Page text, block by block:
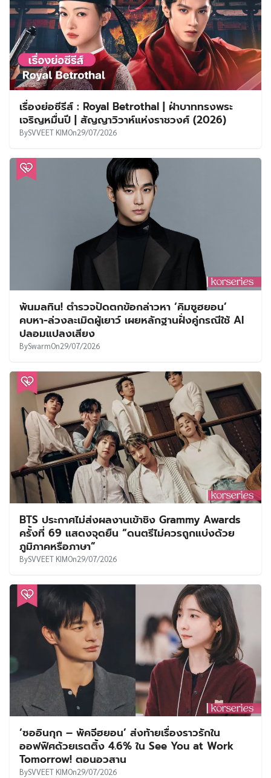
เรื่องย่อซีรีส์ : Royal Betrothal | ฝ่าบาททรงพระ
เจริญหมื่นปี | สัญญาวิวาห์แห่งราชวงศ์ (2026)
BySVVEET KIMOn29/07/2026
พ้นมลทิน! ตำรวจปัดตกข้อกล่าวหา ‘คิมซูฮยอน’
คบหา-ล่วงละเมิดผู้เยาว์ เผยหลักฐานฝั่งคู่กรณีใช้ AI
ปลอมแปลงเสียง
BySwarmOn29/07/2026
BTS ประกาศไม่ส่งผลงานเข้าชิง Grammy Awards
ครั้งที่ 69 แสดงจุดยืน “ดนตรีไม่ควรถูกแบ่งด้วย
ภูมิภาคหรือภาษา”
BySVVEET KIMOn29/07/2026
‘ซออินกุก – พัคจีฮยอน’ ส่งท้ายเรื่องราวรักใน
ออฟฟิศด้วยเรตติ้ง 4.6% ใน See You at Work
Tomorrow! ตอนอวสาน
BySVVEET KIMOn29/07/2026